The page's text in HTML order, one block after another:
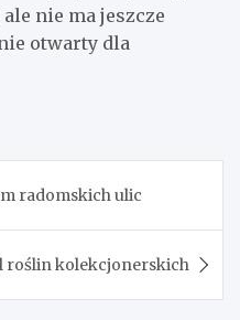
nie ma jeszcze
otwarty dla
radomskich ulic
roślin kolekcjonerskich